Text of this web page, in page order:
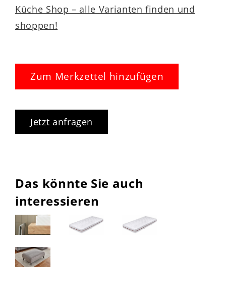
Küche Shop – alle Varianten finden und
shoppen!
Zum Merkzettel hinzufügen
Jetzt anfragen
Das könnte Sie auch
interessieren